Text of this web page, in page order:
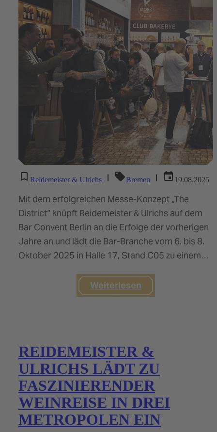
Reidemeister & Ulrichs | Bremen | 19.08.2025
Mit dem erfolgreichen Messe-Konzept „The
District“ knüpft Reidemeister & Ulrichs auf dem
Bar Convent Berlin an die Erfolge der vorherigen
Jahre an und lädt die Bar-Branche vom 6. bis 8.
Oktober 2025 in Halle 17, Stand C05 zu einem
Weiterlesen
REIDEMEISTER &
ULRICHS LÄDT ZU
FASZINIERENDER
WEINREISE IN DREI
METROPOLEN EIN